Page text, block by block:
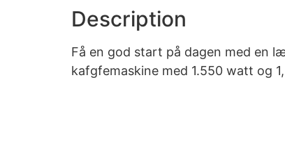
Description
Få en god start på dagen med en
kafgfemaskine med 1.550 watt og